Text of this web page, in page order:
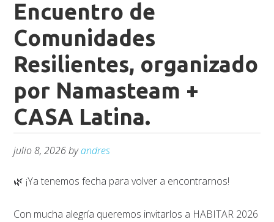
Encuentro de
Comunidades
Resilientes, organizado
por Namasteam +
CASA Latina.
julio 8, 2026byandres
🌿 ¡Ya tenemos fecha para volver a encontrarnos!
Con mucha alegría queremos invitarlos a HABITAR 2026